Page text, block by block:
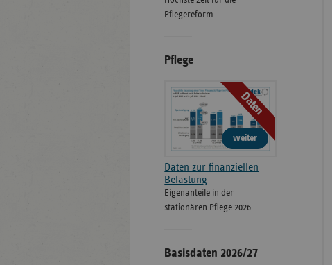
Pflegereform
Pflege
Daten
weiter
Daten zur finanziellen
Belastung
Eigenanteile in der
stationären Pflege 2026
Basisdaten 2026/27